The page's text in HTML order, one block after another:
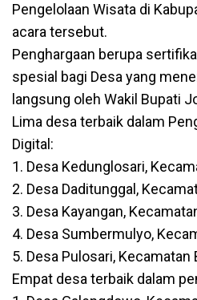
Pengelolaan Wisata di
acara tersebut.
Penghargaan berupa
spesial bagi Desa yang
langsung oleh Wakil Bupati
Lima desa terbaik dalam
Digital:
1. Desa Kedunglosari,
2. Desa Daditunggal,
3. Desa Kayangan,
4. Desa Sumbermulyo,
5. Desa Pulosari, Kecamatan
Empat desa terbaik dalam